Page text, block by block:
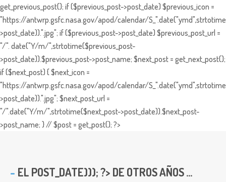
get_previous_post(); if ($previous_post->post_date) $previous_icon =
"https://antwrp.gsfc.nasa.gov/apod/calendar/
>post_date)).".jpg"; if ($previous_post->post_date) $previous_post_url =
"/". date("Y/m/",strtotime($previous_post-
>post_date)).$previous_post->post_name; $next_post = get_next_post();
if ($next_post) { $next_icon =
"https://antwrp.gsfc.nasa.gov/apod/calendar/
>post_date)).".jpg"; $next_post_url =
"/".date("Y/m/",strtotime($next_post->post_date)).$next_post-
>post_name; } // $post = get_post(); ?>
EL POST_DATE))); ?> DE OTROS AÑOS ...